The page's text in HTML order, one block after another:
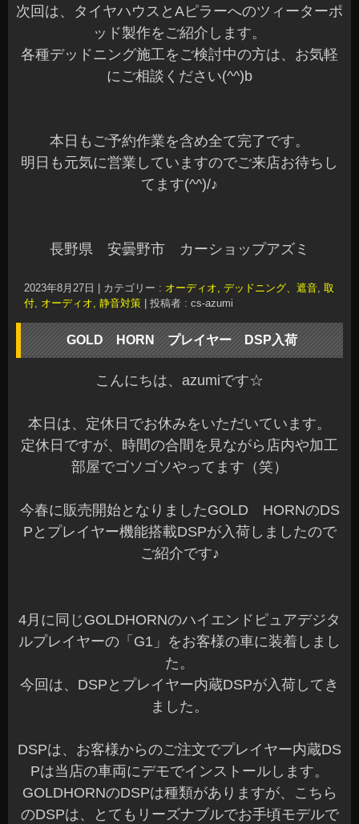
次回は、タイヤハウスとAピラーへのツィーターポ
ッド製作をご紹介します。
各種デッドニング施工をご検討中の方は、お気軽
にご相談ください(^^)b
本日もご予約作業を含め全て完了です。
明日も元気に営業していますのでご来店お待ちし
てます(^^)/♪
長野県 安曇野市 カーショップアズミ
2023年8月27日 カテゴリー : オーディオ, デッドニング、遮音, 取
付, オーディオ, 静音対策 投稿者 : cs-azumi
GOLD HORN プレイヤー DSP入荷
こんにちは、azumiです☆
本日は、定休日でお休みをいただいています。
定休日ですが、時間の合間を見ながら店内や加工
部屋でゴソゴソやってます（笑）
今春に販売開始となりましたGOLD HORNのDS
Pとプレイヤー機能搭載DSPが入荷しましたので
ご紹介です♪
4月に同じGOLDHORNのハイエンドピュアデジタ
ルプレイヤーの「G1」をお客様の車に装着しまし
た。
今回は、DSPとプレイヤー内蔵DSPが入荷してき
ました。
DSPは、お客様からのご注文でプレイヤー内蔵DS
Pは当店の車両にデモでインストールします。
GOLDHORNのDSPは種類がありますが、こちら
のDSPは、とてもリーズナブルでお手頃モデルで